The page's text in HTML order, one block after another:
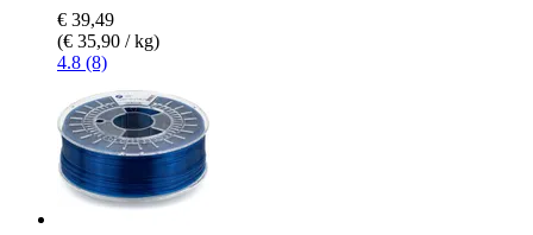
€ 39,49
(€ 35,90 / kg)
4.8 (8)